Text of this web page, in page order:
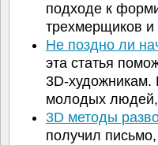
подходе к
трехмерщиков
Не поздно ли
эта статья
3D-художникам.
молодых
3D методы
получил